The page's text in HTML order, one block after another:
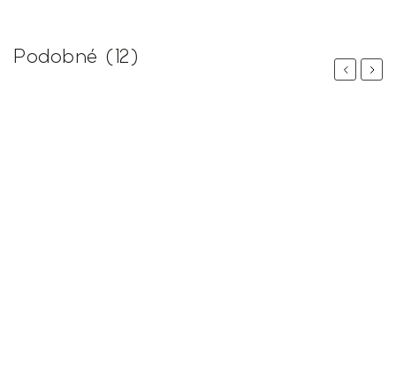
Podobné (12)
PreviousNext